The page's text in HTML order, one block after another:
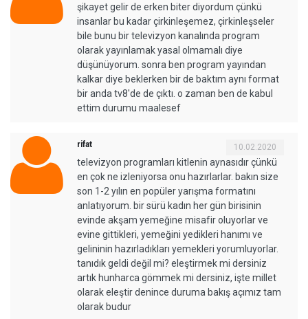
şikayet gelir de erken biter diyordum çünkü
insanlar bu kadar çirkinleşemez, çirkinleşseler
bile bunu bir televizyon kanalında program
olarak yayınlamak yasal olmamalı diye
düşünüyorum. sonra ben program yayından
kalkar diye beklerken bir de baktım aynı format
bir anda tv8'de de çıktı. o zaman ben de kabul
ettim durumu maalesef
rifat 10.02.2020
televizyon programları kitlenin aynasıdır çünkü
en çok ne izleniyorsa onu hazırlarlar. bakın size
son 1-2 yılın en popüler yarışma formatını
anlatıyorum. bir sürü kadın her gün birisinin
evinde akşam yemeğine misafir oluyorlar ve
evine gittikleri, yemeğini yedikleri hanımı ve
gelininin hazırladıkları yemekleri yorumluyorlar.
tanıdık geldi değil mi? eleştirmek mi dersiniz
artık hunharca gömmek mi dersiniz, işte millet
olarak eleştir denince duruma bakış açımız tam
olarak budur